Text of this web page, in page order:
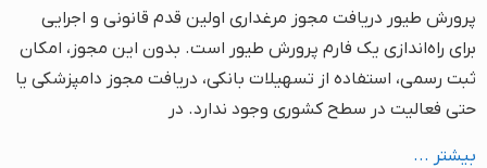
پرورش طیور دریافت مجوز مرغداری اولین قدم قانونی و اجرایی
برای راه‌اندازی یک فارم پرورش طیور است. بدون این مجوز، امکان
ثبت رسمی، استفاده از تسهیلات بانکی، دریافت مجوز دامپزشکی یا
حتی فعالیت در سطح کشوری وجود ندارد. در
بیشتر ...